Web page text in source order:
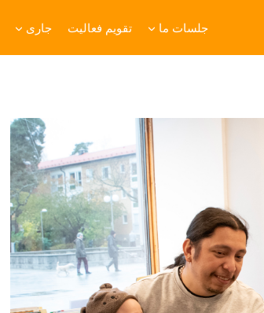
جلسات ما تقویم فعالیت جاری